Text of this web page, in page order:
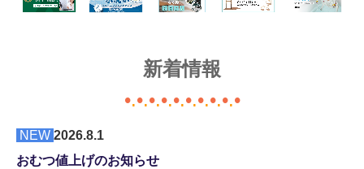
移動用リフト（いす）
移動用リフト
車イス階段昇降機
新着情報
•.•.•.•.•.•.•.•.•.•
NEW 2026.8.1
おむつ値上げのお知らせ